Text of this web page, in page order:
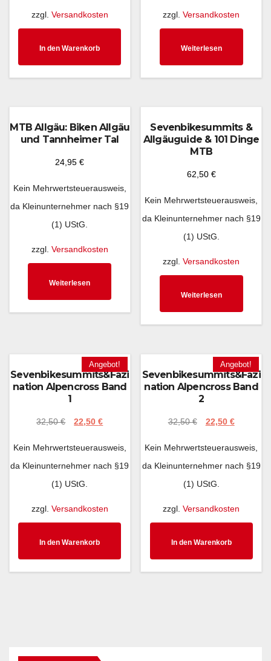
zzgl. Versandkosten
In den Warenkorb
zzgl.Versandkosten
Weiterlesen
MTB Allgäu: Biken Allgäu
und Tannheimer Tal
24,95€
Kein Mehrwertsteuerausweis,
da Kleinunternehmer nach §19
(1) UStG.
zzgl. Versandkosten
Weiterlesen
Sevenbikesummits &
Allgäuguide & 101 Dinge
MTB
62,50 €
Kein Mehrwertsteuerausweis,
da Kleinunternehmer nach §19
(1) UStG.
zzgl.Versandkosten
Weiterlesen
Angebot!
Sevenbikesummits&Fazi
nation Alpencross Band
1
32,50€ 22,50€
Kein Mehrwertsteuerausweis,
da Kleinunternehmer nach §19
(1) UStG.
zzgl. Versandkosten
In den Warenkorb
Angebot!
Sevenbikesummits&Fazi
nation Alpencross Band
2
32,50€ 22,50 €
Kein Mehrwertsteuerausweis,
da Kleinunternehmer nach §19
(1) UStG.
zzgl.Versandkosten
In den Warenkorb